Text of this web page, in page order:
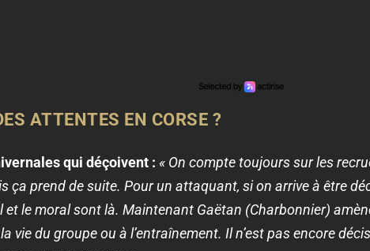
ATTENTES EN CORSE ?
qui déçoivent : « On compte toujours sur les
ça prend de suite. Pour un attaquant, si on arrive à être
et le moral sont là. Maintenant Gaëtan (Charbonnier)
vie du groupe ou à l’entraînement. Il n’est pas encore